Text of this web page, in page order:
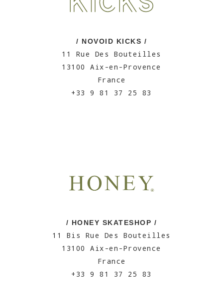
/ NOVOID KICKS /
11 Rue Des Bouteilles
13100 Aix-en-Provence
France
+33 9 81 37 25 83
/ HONEY SKATESHOP /
11 Bis Rue Des Bouteilles
13100 Aix-en-Provence
France
+33 9 81 37 25 83